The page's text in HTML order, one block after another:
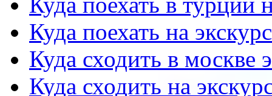
Куда поехать на
Куда сходить в москве
Куда сходить на